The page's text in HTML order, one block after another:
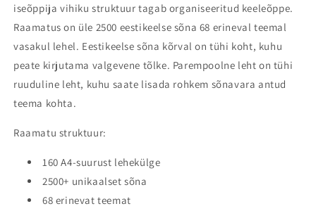
iseõppija vihiku struktuur tagab organiseeritud keeleõppe.
Raamatus on üle 2500 eestikeelse sõna 68 erineval teemal
vasakul lehel. Eestikeelse sõna kõrval on tühi koht, kuhu
peate kirjutama valgevene tõlke. Parempoolne leht on tühi
ruuduline leht, kuhu saate lisada rohkem sõnavara antud
teema kohta.
Raamatu struktuur:
160 A4-suurust lehekülge
2500+ unikaalset sõna
68 erinevat teemat